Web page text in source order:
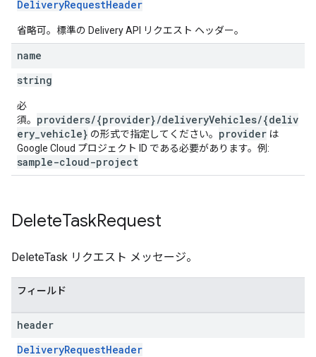
DeliveryRequestHeader
省略可。標準の Delivery API リクエスト ヘッダー。
name
string
必
須。 providers/{provider}/deliveryVehicles/{deliv
ery_vehicle} の形式で指定してください。 provider は
Google Cloud プロジェクト ID である必要があります。例:
sample-cloud-project
DeleteTaskRequest
DeleteTask リクエスト メッセージ。
フィールド
header
DeliveryRequestHeader